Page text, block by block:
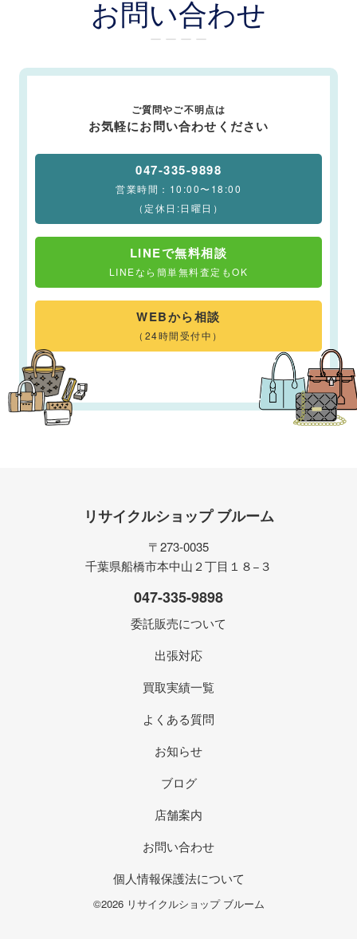
お問い合わせ
ー ー ー ー
ご質問やご不明点は
お気軽にお問い合わせください
047-335-9898
営業時間：10:00〜18:00
（定休日:日曜日）
LINEで無料相談
LINEなら簡単無料査定もOK
WEBから相談
（24時間受付中）
リサイクルショップ ブルーム
〒273-0035
千葉県船橋市本中山２丁目１８−３
047-335-9898
委託販売について
出張対応
買取実績一覧
よくある質問
お知らせ
ブログ
店舗案内
お問い合わせ
個人情報保護法について
©2026 リサイクルショップ ブルーム